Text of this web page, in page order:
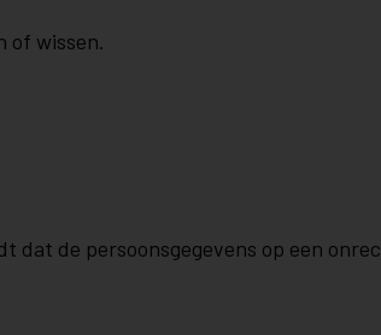
of wissen.
dat de persoonsgegevens op een